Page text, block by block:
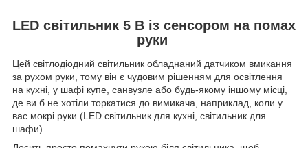
LED світильник 5 В із сенсором на помах
руки
Цей світлодіодний світильник обладнаний датчиком вмикання
за рухом руки, тому він є чудовим рішенням для освітлення
на кухні, у шафі купе, санвузле або будь-якому іншому місці,
де ви б не хотіли торкатися до вимикача, наприклад, коли у
вас мокрі руки (LED світильник для кухні, світильник для
шафи).